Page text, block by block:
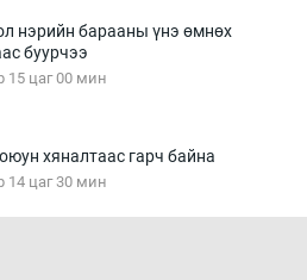
нэрийн барааны үнэ өмнөх
буурчээ
15 цаг 00 мин
хяналтаас гарч байна
14 цаг 30 мин